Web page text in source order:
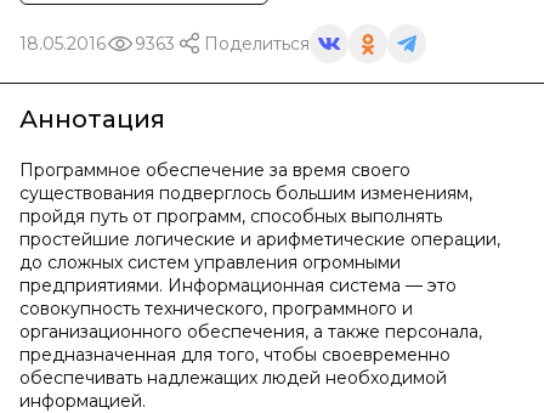
18.05.2016 9363 Поделиться
Аннотация
Программное обеспечение за время своего
существования подверглось большим изменениям,
пройдя путь от программ, способных выполнять
простейшие логические и арифметические операции,
до сложных систем управления огромными
предприятиями. Информационная система — это
совокупность технического, программного и
организационного обеспечения, а также персонала,
предназначенная для того, чтобы своевременно
обеспечивать надлежащих людей необходимой
информацией.